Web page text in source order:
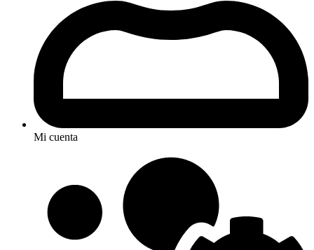
Mi cuenta